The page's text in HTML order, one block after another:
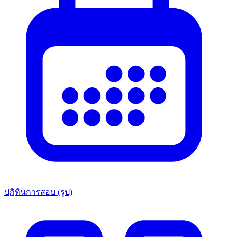
ปฏิทินการสอบ (รูป)